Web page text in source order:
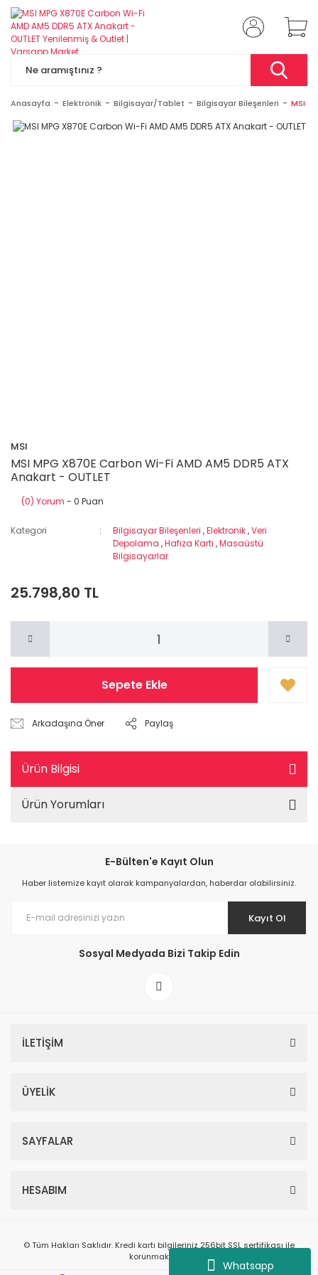
Whatsapp
Anasayfa Elektronik Bilgisayar/Tablet Bilgisayar Bileşenleri MSI
MSI
MSI MPG X870E Carbon Wi-Fi AMD AM5 DDR5 ATX
Anakart - OUTLET
(0) Yorum - 0 Puan
Kategori Bilgisayar Bileşenleri ,Elektronik,Veri
Depolama ,Hafıza Kartı ,Masaüstü
Bilgisayarlar
25.798,80 TL
Sepete Ekle
Arkadaşına Öner Paylaş
Ürün Bilgisi
Ürün Yorumları
E-Bülten'e Kayıt Olun
Haber listemize kayıt olarak kampanyalardan, haberdar olabilirsiniz.
Kayıt Ol
Sosyal Medyada Bizi Takip Edin
İLETİŞİM
ÜYELİK
SAYFALAR
HESABIM
© Tüm Hakları Saklıdır. Kredi kartı bilgileriniz 256bit SSL sertifikası ile
korunmaktadır.